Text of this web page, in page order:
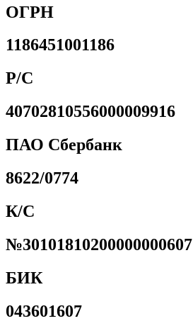
ОГРН
1186451001186
Р/С
40702810556000009916
ПАО Сбербанк
8622/0774
К/С
№30101810200000000607
БИК
043601607